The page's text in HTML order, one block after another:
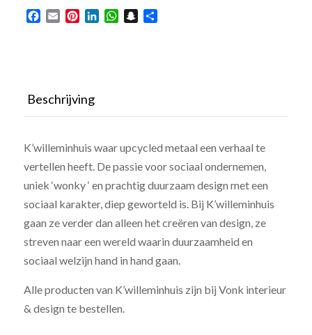
Facebook
Email PinterestLinkedInWhatsApp
Snapchat
Beschrijving
K’willeminhuis waar upcycled metaal een verhaal te
vertellen heeft. De passie voor sociaal ondernemen,
uniek ‘wonky ‘ en prachtig duurzaam design met een
sociaal karakter, diep geworteld is. Bij K’willeminhuis
gaan ze verder dan alleen het creëren van design, ze
streven naar een wereld waarin duurzaamheid en
sociaal welzijn hand in hand gaan.
Alle producten van K’willeminhuis zijn bij Vonk interieur
& design te bestellen.